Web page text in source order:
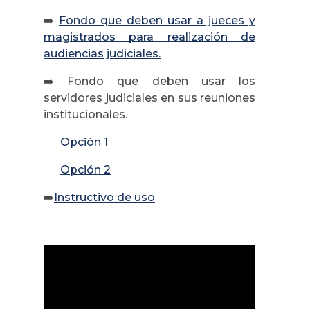
➡️ Fondo que deben usar a jueces y
magistrados para realización de
audiencias judiciales.
➡️ Fondo que deben usar los
servidores judiciales en sus reuniones
institucionales.
Opción 1
Opción 2
➡️Instructivo de uso